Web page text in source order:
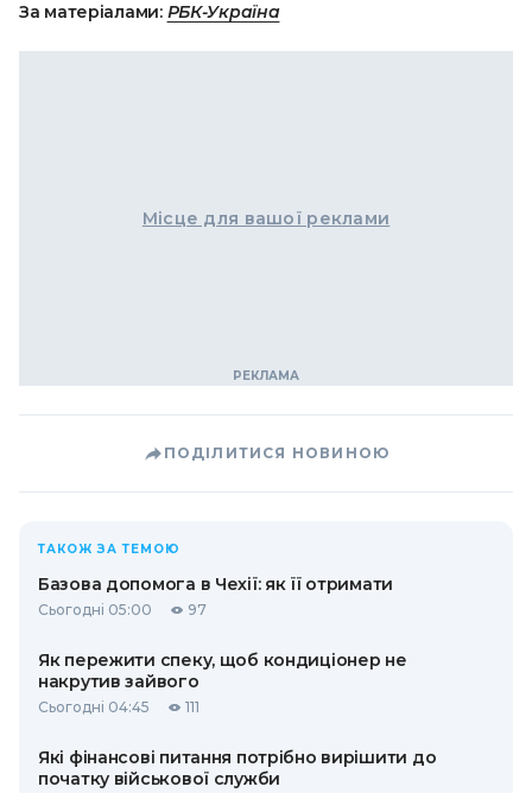
За матеріалами: РБК-Україна
Місце для вашої реклами
ПОДІЛИТИСЯ НОВИНОЮ
ТАКОЖ ЗА ТЕМОЮ
Базова допомога в Чехії: як її отримати
Сьогодні 05:00 97
Як пережити спеку, щоб кондиціонер не
накрутив зайвого
Сьогодні 04:45 111
Які фінансові питання потрібно вирішити до
початку військової служби